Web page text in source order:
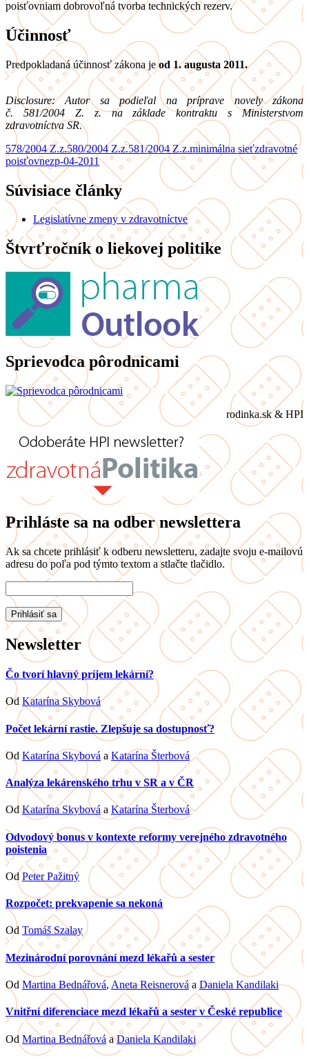
poisťovniam dobrovoľná tvorba technických rezerv.
Účinnosť
Predpokladaná účinnosť zákona jeod 1. augusta 2011.
Disclosure:Autor sa podieľal na príprave novely zákona
č. 581/2004 Z. z. na základe kontraktu s Ministerstvom
zdravotníctva SR.
578/2004 Z.z.580/2004 Z.z.581/2004 Z.z.minimálna sieťzdravotné
poisťovnezp-04-2011
Súvisiace články
Legislatívne zmeny v zdravotníctve
Štvrťročník o liekovej politike
Sprievodca pôrodnicami
rodinka.sk & HPI
Prihláste sa na odber newslettera
Ak sa chcete prihlásiť k odberu newsletteru, zadajte svoju e-mailovú
adresu do poľa pod týmto textom a stlačte tlačidlo.
Newsletter
Čo tvorí hlavný príjem lekární?
Od Katarína Skybová
Počet lekární rastie. Zlepšuje sa dostupnosť?
Od Katarína Skybová a Katarína Šterbová
Analýza lekárenského trhu v SR a v ČR
OdKatarína Skybová a Katarína Šterbová
Odvodový bonus v kontexte reformy verejného zdravotného
poistenia
OdPeter Pažitný
Rozpočet: prekvapenie sa nekoná
Od Tomáš Szalay
Mezinárodní porovnání mezd lékařů a sester
Od Martina Bednářová, Aneta Reisnerová a Daniela Kandilaki
Vnitřní diferenciace mezd lékařů a sester v České republice
Od Martina Bednářová aDaniela Kandilaki